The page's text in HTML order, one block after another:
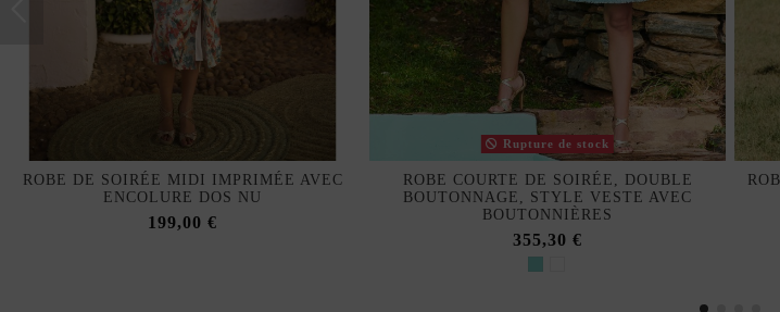
ROBE DE SOIRÉE MIDI IMPRIMÉE AVEC
ENCOLURE DOS NU
199,00 €
Rupture de stock
ROBE COURTE DE SOIRÉE, DOUBLE
BOUTONNAGE, STYLE VESTE AVEC
BOUTONNIÈRES
355,30 €